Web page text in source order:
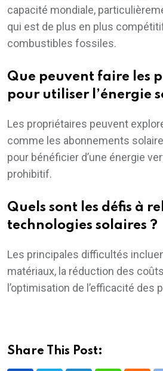
capacité mondiale,
qui est de plus en plus
combustibles fossiles.
Que peuvent faire les
pour utiliser l’énergie
Les propriétaires peuvent
comme les abonnements
pour bénéficier d’une énergie
prohibitif.
Quels sont les défis à
technologies solaires ?
Les principales difficultés
matériaux, la réduction des
l’optimisation de l’efficacité des
Share This Post: